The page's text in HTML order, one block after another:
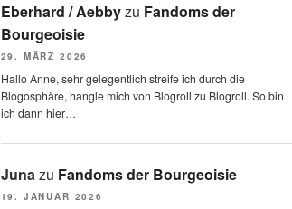
Eberhard / Aebbyzu Fandoms der
Bourgeoisie
29. MÄRZ 2026
Hallo Anne, sehr gelegentlich streife ich durch die
Blogosphäre, hangle mich von Blogroll zu Blogroll. So bin
ich dann hier…
Junazu Fandoms der Bourgeoisie
19. JANUAR 2026